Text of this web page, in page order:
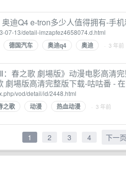
迪Q4 e-tron多少人值得拥有-手
07-13/detail-imzapfez4658074.d.html
德国汽车 奥迪q4 奥迪 · 3 年前
春之歌 劇場版》动漫电影高清
場版高清完整版下载-咕咕番 -
vod/detail/id/2448.html
之歌 动漫 热血动漫 · 3 年前
1 2 3 4 下一页